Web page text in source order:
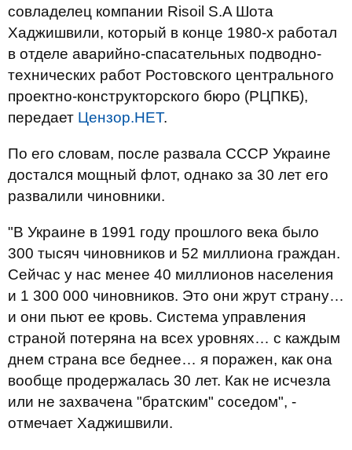
совладелец компании Risoil S.A Шота
Хаджишвили, который в конце 1980-х работал
в отделе аварийно-спасательных подводно-
технических работ Ростовского центрального
проектно-конструкторского бюро (РЦПКБ),
передает Цензор.НЕТ.
По его словам, после развала СССР Украине
достался мощный флот, однако за 30 лет его
развалили чиновники.
"В Украине в 1991 году прошлого века было
300 тысяч чиновников и 52 миллиона граждан.
Сейчас у нас менее 40 миллионов населения
и 1 300 000 чиновников. Это они жрут страну…
и они пьют ее кровь. Система управления
страной потеряна на всех уровнях… с каждым
днем страна все беднее… я поражен, как она
вообще продержалась 30 лет. Как не исчезла
или не захвачена "братским" соседом", -
отмечает Хаджишвили.